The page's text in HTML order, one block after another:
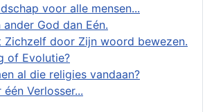
voor alle mensen...
ander God dan Eén.
Zichzelf door Zijn woord bewezen.
of Evolutie?
al die religies vandaan?
één Verlosser...